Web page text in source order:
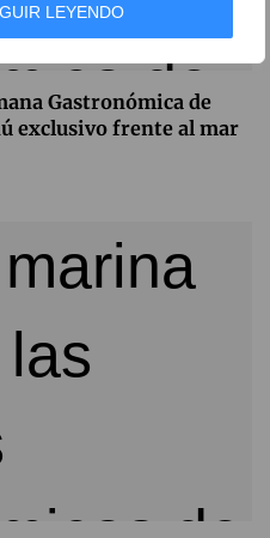
LEYENDO
Gastronómica de
exclusivo frente al mar